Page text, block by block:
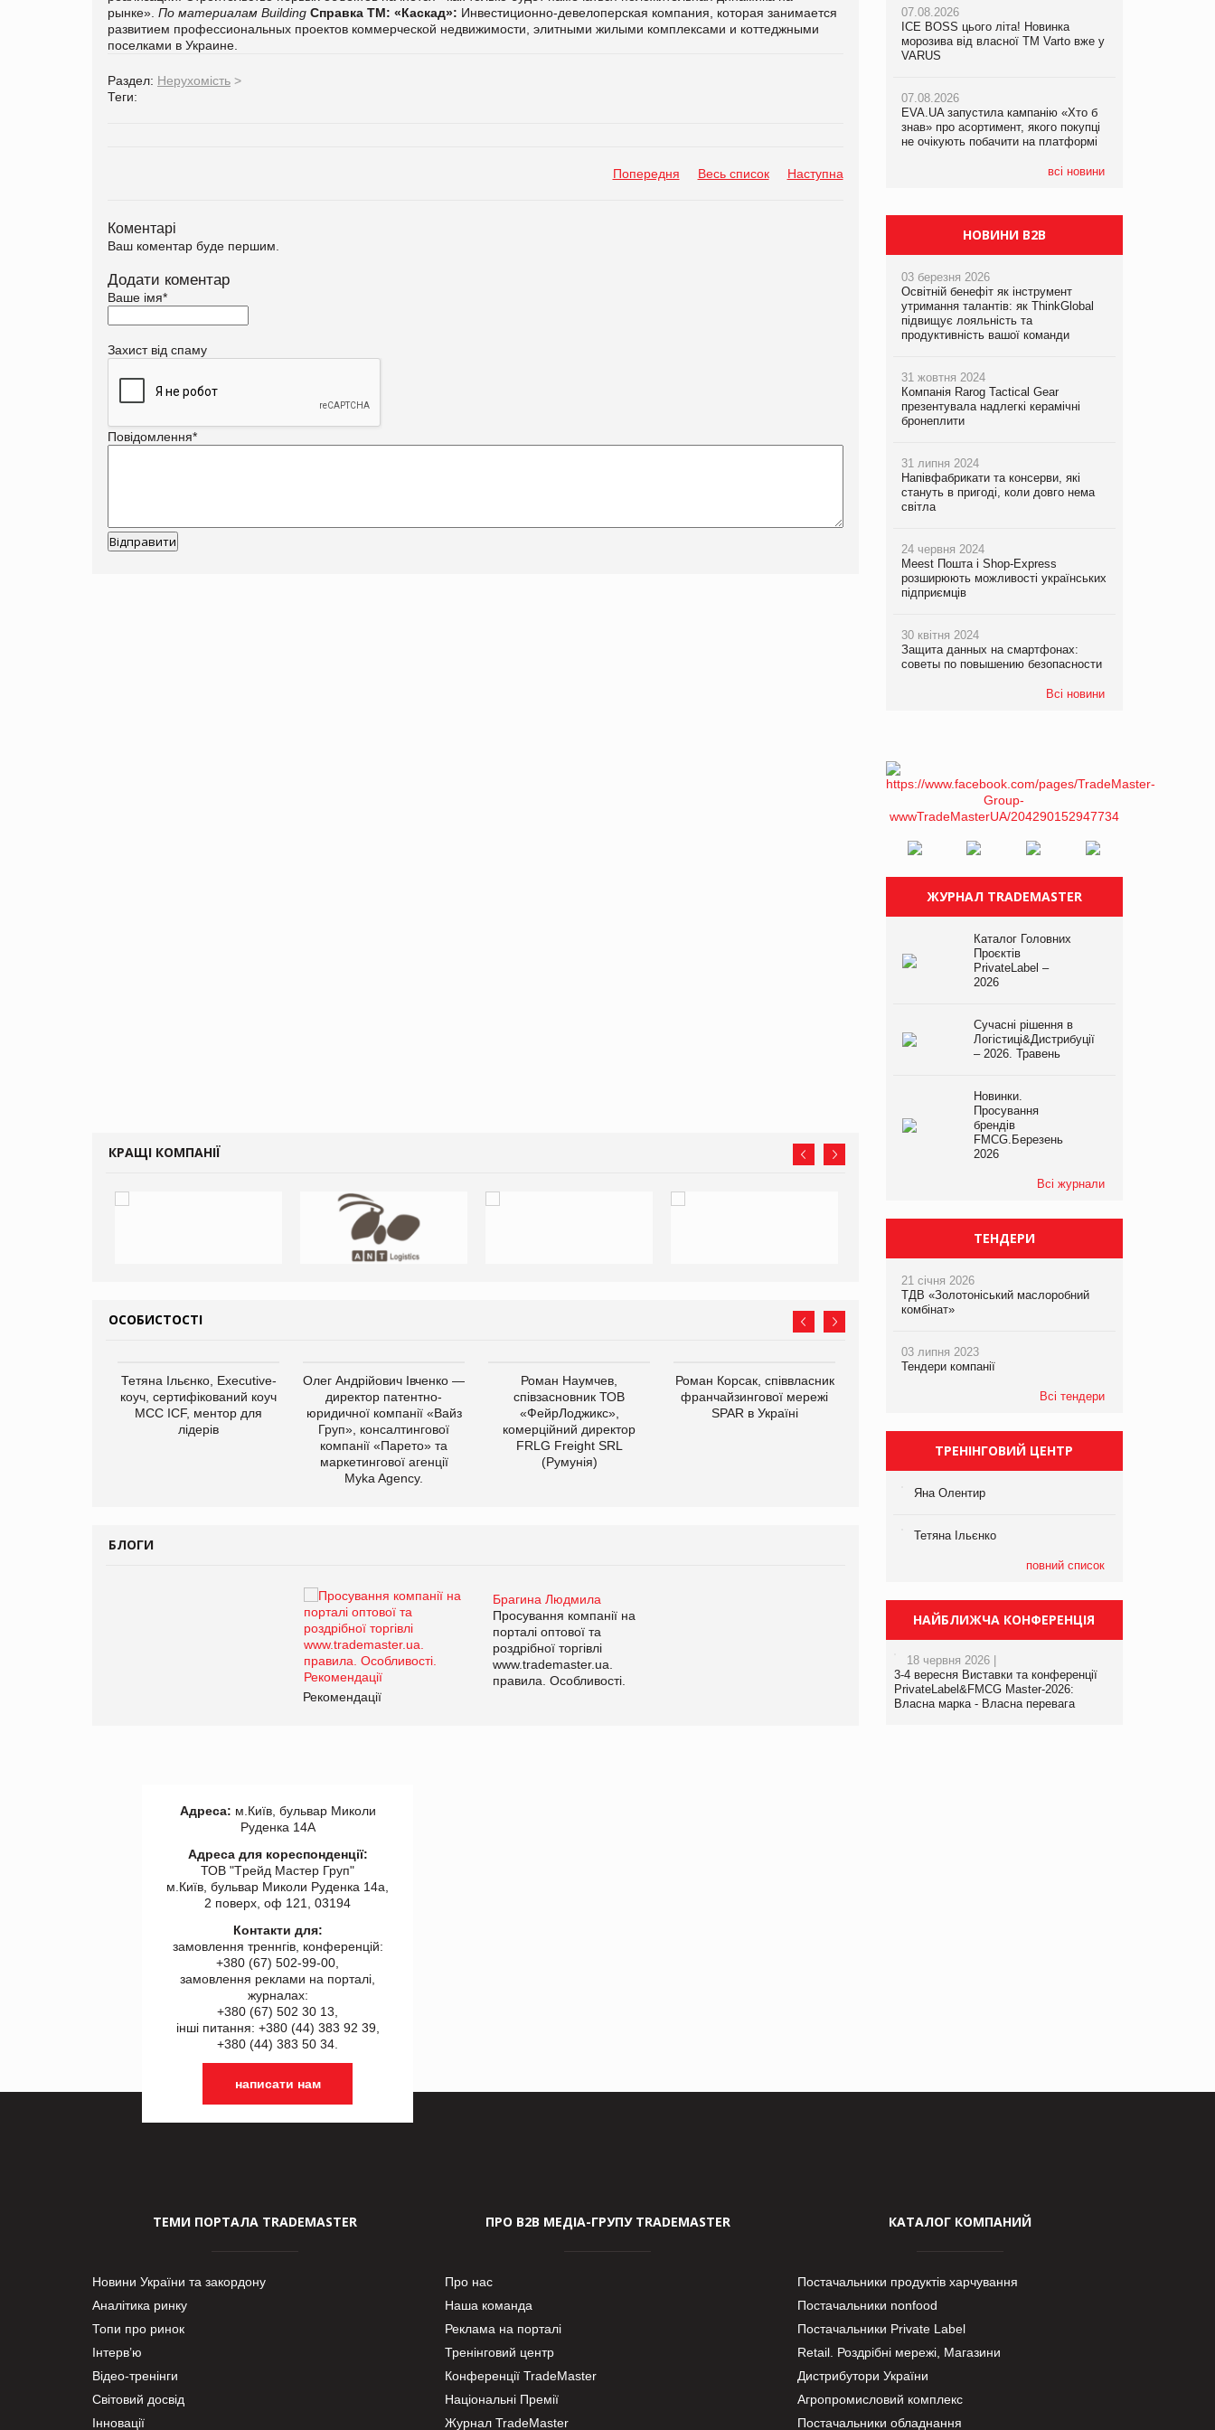
рынке». По материалам Building Справка ТМ: «Каскад»: Инвестиционно-девелоперская компания, которая занимается
развитием профессиональных проектов коммерческой недвижимости, элитными жилыми комплексами и коттеджными
поселками в Украине.
Раздел: Нерухомість >
Теги:
Попередня Весь список Наступна
Коментарі
Ваш коментар буде першим.
Додати коментар
Ваше імя*
Захист від спаму
Повідомлення*
КРАЩІ КОМПАНІЇ
ОСОБИСТОСТІ
Тетяна Ільєнко, Executive-
коуч, сертифікований коуч
МСС ICF, ментор для
лідерів
Олег Андрійович Івченко —
директор патентно-
юридичної компанії «Вайз
Груп», консалтингової
компанії «Парето» та
маркетингової агенції
Myka Agency.
Роман Наумчев,
співзасновник ТОВ
«ФейрЛоджикс»,
комерційний директор
FRLG Freight SRL
(Румунія)
Роман Корсак, співвласник
франчайзингової мережі
SPAR в Україні
виробництва
компанії «УкраМарин»
БЛОГИ
Брагина Людмила
Просування компанії на
порталі оптової та
роздрібної торгівлі
www.trademaster.ua.
правила. Особливості.
Рекомендації
Брагина Людмила
Просування компанії на
www.trademaster.ua.
правила. Особливості.
07.08.2026
ICE BOSS цього літа! Новинка
морозива від власної ТМ Varto вже у
VARUS
07.08.2026
EVA.UA запустила кампанію «Хто б
знав» про асортимент, якого покупці
не очікують побачити на платформі
всі новини
06.08.2026
Смачна новинка для хвостатих: у
VARUS з’явилися паучі Varto Paw
05.08.2026
Мережа супермаркетів VARUS купує
мережу магазинів формату
компанія налічуватиме 374 магазини
07.08.2026
Франція заборонила рекламні дзвінки
НОВИНИ B2B
03 березня 2026
Освітній бенефіт як інструмент
утримання талантів: як ThinkGlobal
підвищує лояльність та
продуктивність вашої команди
31 жовтня 2024
Компанія Rarog Tactical Gear
презентувала надлегкі керамічні
бронеплити
31 липня 2024
Напівфабрикати та консерви, які
стануть в пригоді, коли довго нема
світла
24 червня 2024
Meest Пошта і Shop-Express
розширюють можливості українських
підприємців
30 квітня 2024
Защита данных на смартфонах:
советы по повышению безопасности
Всі новини
ЖУРНАЛ TRADEMASTER
Каталог Головних
Проєктів
PrivateLabel –
2026
Сучасні рішення в
Логістиці&Дистрибуції
– 2026. Травень
Новинки.
Просування
брендів
FMCG.Березень
2026
Всі журнали
ТЕНДЕРИ
21 січня 2026
ТДВ «Золотоніський маслоробний
комбінат»
03 липня 2023
Тендери компанії
Всі тендери
ТРЕНІНГОВИЙ ЦЕНТР
Яна Олентир
Тетяна Ільєнко
повний список
НАЙБЛИЖЧА КОНФЕРЕНЦІЯ
18 червня 2026 |
3-4 вересня Виставки та конференції
PrivateLabel&FMCG Master-2026:
Власна марка - Власна перевага
Адреса: м.Київ, бульвар Миколи
Руденка 14А
Адреса для кореспонденції:
ТОВ "Tрейд Мастер Груп"
м.Київ, бульвар Миколи Руденка 14а,
2 поверх, оф 121, 03194
Контакти для:
замовлення треннгів, конференцій:
+380 (67) 502-99-00,
замовлення реклами на порталі,
журналах:
+380 (67) 502 30 13,
інші питання: +380 (44) 383 92 39,
+380 (44) 383 50 34.
написати нам
ТЕМИ ПОРТАЛА TRADEMASTER
Новини України та закордону
Аналітика ринку
Топи про ринок
Інтерв’ю
Відео-тренінги
Світовий досвід
Інновації
ПРО В2В МЕДІА-ГРУПУ TRADEMASTER
Про нас
Наша команда
Реклама на порталі
Тренінговий центр
Конференції TradeMaster
Національні Премії
Журнал TradeMaster
КАТАЛОГ КОМПАНИЙ
Постачальники продуктів харчування
Постачальники nonfood
Постачальники Private Label
Retail. Роздрібні мережі, Магазини
Дистрибутори України
Агропромисловий комплекс
Постачальники обладнання